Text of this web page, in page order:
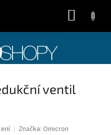
ventil
Značka: Omicron